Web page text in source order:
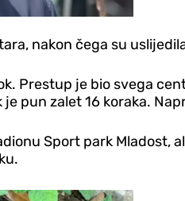
nakon čega su
Prestup je bio svega
pun zalet 16 koraka.
Sport park Mladost,